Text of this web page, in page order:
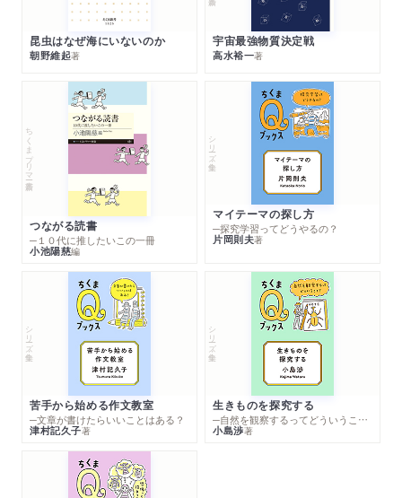
昆虫はなぜ海にいないのか
朝野維起著
宇宙最強物質決定戦
高水裕一著
ちくまプリマー新書
つながる読書
─１０代に推したいこの一冊
小池陽慈編
シリーズ・全集
マイテーマの探し方
─探究学習ってどうやるの？
片岡則夫著
シリーズ・全集
苦手から始める作文教室
─文章が書けたらいいことはある？
津村記久子著
シリーズ・全集
生きものを探究する
─自然を観察するってどういうこと？
小島渉著